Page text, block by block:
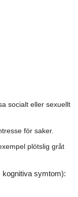
socialt eller sexuellt
för saker.
plötslig gråt
kognitiva symtom):